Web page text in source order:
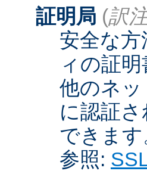
証明局 (訳
安全な
ィの証
他のネ
に認証
できます
参照: